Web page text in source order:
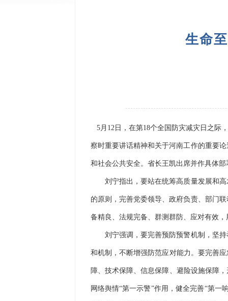
生命
5月12日，在第18个全国防灾减灾日之际
察时重要讲话精神和关于河南工作的重要
和社会公共安全。省长王凯出席并作具体部
刘宁指出，要站在统筹高质量发展和高
的原则，完善党委领导、政府负责、部门
备精良、法规完备、群测群防、应对有效
刘宁强调，要完善预防预警机制，坚持
和机制，不断增强防范应对能力。要完善
障、技术保障、信息保障、避险设施保障
网络舆情“第一示警”作用，健全完善“第